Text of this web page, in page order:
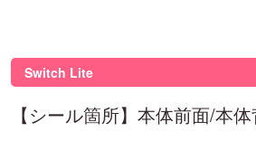
Switch Lite
【シール箇所】本体前面/本